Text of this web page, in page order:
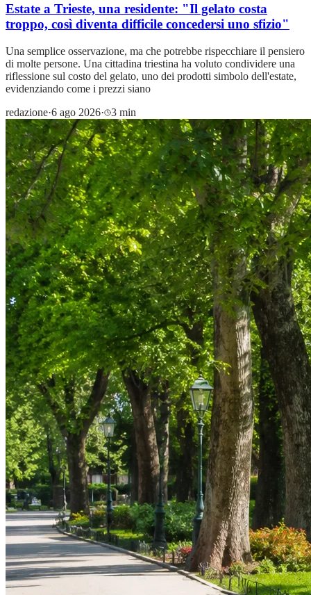
Estate a Trieste, una residente: "Il gelato costa
troppo, così diventa difficile concedersi uno sfizio"
Una semplice osservazione, ma che potrebbe rispecchiare il pensiero
di molte persone. Una cittadina triestina ha voluto condividere una
riflessione sul costo del gelato, uno dei prodotti simbolo dell'estate,
evidenziando come i prezzi siano
redazione·6 ago 2026· 3 min